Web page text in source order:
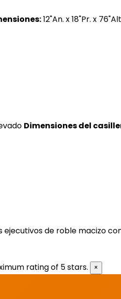
12"An. x 18"Pr. x
Dimensiones del
de roble macizo
rating of 5 stars. ×